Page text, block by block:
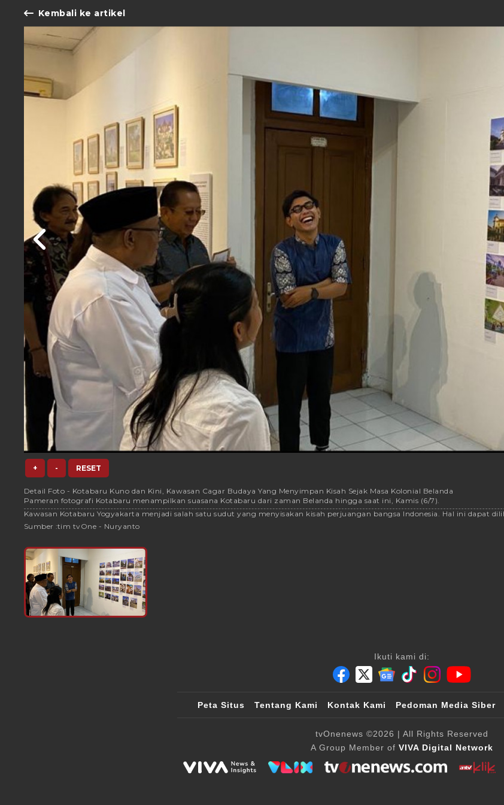
Kembali ke artikel
+ - RESET
Detail Foto - Kotabaru Kuno dan Kini, Kawasan Cagar Budaya Yang Menyimpan Kisah Sejak Masa Kolonial Belanda
Pameran fotografi Kotabaru menampilkan suasana Kotabaru dari zaman Belanda hingga saat ini, Kamis (6/7).
Kawasan Kotabaru Yogyakarta menjadi salah satu sudut yang menyisakan kisah perjuangan bangsa Indonesia. Hal ini dapat
Sumber :tim tvOne - Nuryanto
Ikuti kami di:
Peta Situs Tentang Kami Kontak Kami Pedoman Media Siber
tvOnenews ©2026 | All Rights Reserved
A Group Member ofVIVA Digital Network